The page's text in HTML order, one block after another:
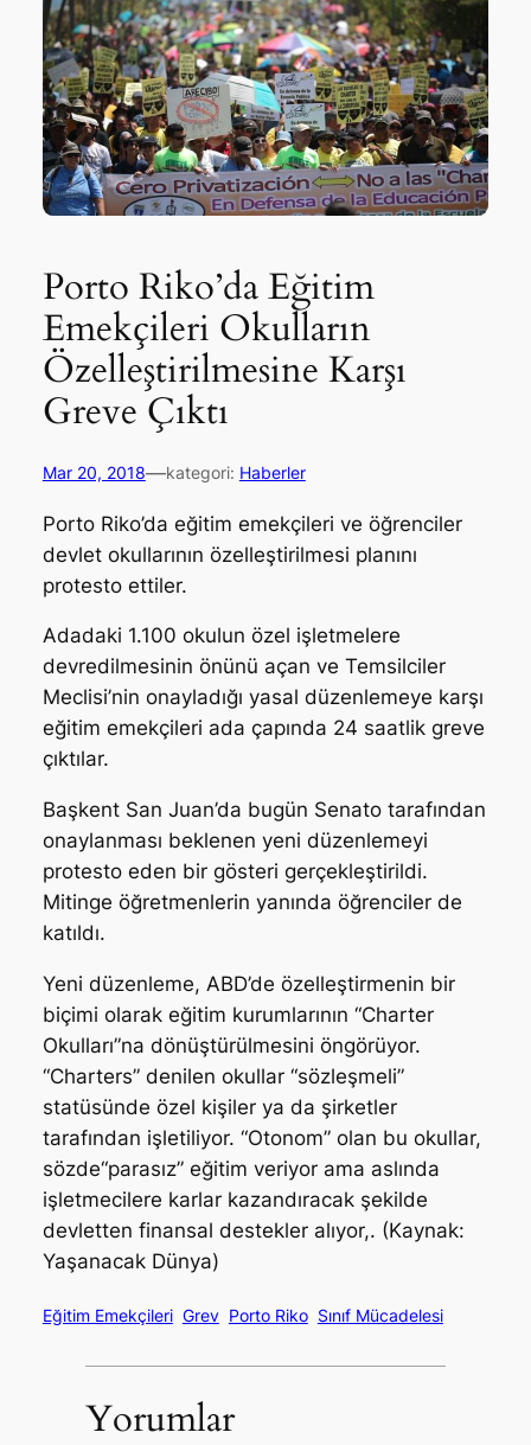
Porto Riko’da Eğitim
Emekçileri Okulların
Özelleştirilmesine Karşı
Greve Çıktı
Mar 20, 2018—kategori: Haberler
Porto Riko’da eğitim emekçileri ve öğrenciler
devlet okullarının özelleştirilmesi planını
protesto ettiler.
Adadaki 1.100 okulun özel işletmelere
devredilmesinin önünü açan ve Temsilciler
Meclisi’nin onayladığı yasal düzenlemeye karşı
eğitim emekçileri ada çapında 24 saatlik greve
çıktılar.
Başkent San Juan’da bugün Senato tarafından
onaylanması beklenen yeni düzenlemeyi
protesto eden bir gösteri gerçekleştirildi.
Mitinge öğretmenlerin yanında öğrenciler de
katıldı.
Yeni düzenleme, ABD’de özelleştirmenin bir
biçimi olarak eğitim kurumlarının “Charter
Okulları”na dönüştürülmesini öngörüyor.
“Charters” denilen okullar “sözleşmeli”
statüsünde özel kişiler ya da şirketler
tarafından işletiliyor. “Otonom” olan bu okullar,
sözde“parasız” eğitim veriyor ama aslında
işletmecilere karlar kazandıracak şekilde
devletten finansal destekler alıyor,. (Kaynak:
Yaşanacak Dünya)
Eğitim Emekçileri Grev Porto Riko Sınıf Mücadelesi
Yorumlar